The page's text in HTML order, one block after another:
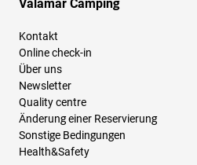
Valamar Camping
Kontakt
Online check-in
Über uns
Newsletter
Quality centre
Änderung einer Reservierung
Sonstige Bedingungen
Health&Safety